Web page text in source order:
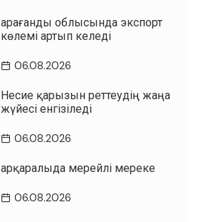
Қарағанды облысында экспорт
көлемі артып келеді
06.08.2026
Несие қарызын реттеудің жаңа
жүйесі енгізіледі
06.08.2026
Қарқаралыда мерейлі мереке
06.08.2026